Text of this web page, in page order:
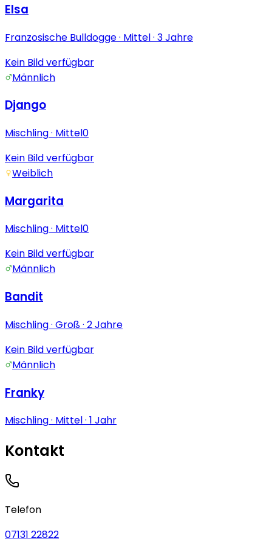
Elsa
Franzosische Bulldogge· Mittel· 3 Jahre
Kein Bild verfügbar
Männlich
Django
Mischling· Mittel0
Kein Bild verfügbar
Weiblich
Margarita
Mischling· Mittel0
Kein Bild verfügbar
Männlich
Bandit
Mischling· Groß· 2 Jahre
Kein Bild verfügbar
Männlich
Franky
Mischling· Mittel· 1 Jahr
Kontakt
Telefon
07131 22822